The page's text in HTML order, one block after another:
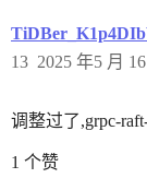
2025 年5 月
13
调整过了,grpc-
1 个赞